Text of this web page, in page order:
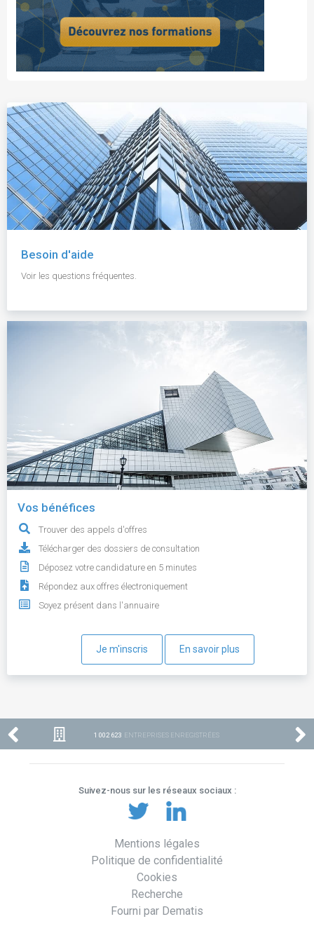
Besoin d'aide
Voir les questions fréquentes.
Vos bénéfices
Trouver des appels d'offres
Télécharger des dossiers de consultation
Déposez votre candidature en 5 minutes
Répondez aux offres électroniquement
Soyez présent dans l'annuaire
Je m'inscris En savoir plus
1 002 623 ENTREPRISES ENREGISTRÉES
Suivez-nous sur les réseaux sociaux :
Mentions légales
Politique de confidentialité
Cookies
Recherche
Fourni par Dematis